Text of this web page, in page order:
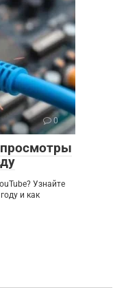
0
Узнайте
и как